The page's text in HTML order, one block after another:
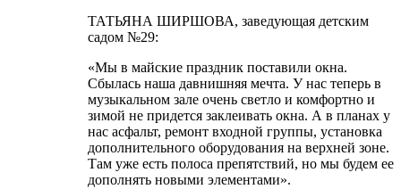
ТАТЬЯНА ШИРШОВА, заведующая детским
садом №29:
«Мы в майские праздник поставили окна.
Сбылась наша давнишняя мечта. У нас теперь в
музыкальном зале очень светло и комфортно и
зимой не придется заклеивать окна. А в планах у
нас асфальт, ремонт входной группы, установка
дополнительного оборудования на верхней зоне.
Там уже есть полоса препятствий, но мы будем ее
дополнять новыми элементами».